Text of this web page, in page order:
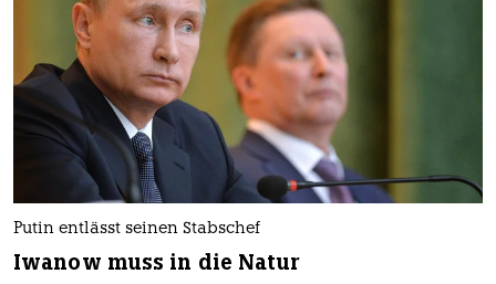
Putin entlässt seinen Stabschef
Iwanow muss in die Natur